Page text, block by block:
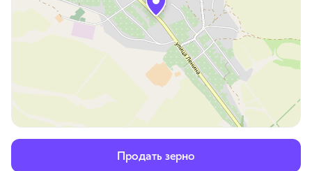
Продать зерно